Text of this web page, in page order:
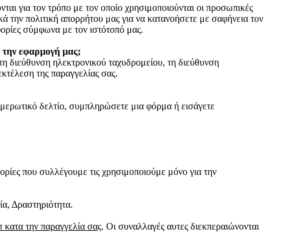
για τον τρόπο με τον οποίο χρησιμοποιούνται οι προσωπικές
την πολιτική απορρήτου μας για να κατανοήσετε με σαφήνεια τον
σύμφωνα με τον ιστότοπό μας.
την εφαρμογή μας;
διεύθυνση ηλεκτρονικού ταχυδρομείου, τη διεύθυνση
της παραγγελίας σας.
δελτίο, συμπληρώσετε μια φόρμα ή εισάγετε
που συλλέγουμε τις χρησιμοποιούμε μόνο για την
Δραστηριότητα.
την παραγγελία σας. Οι συναλλαγές αυτες διεκπεραιώνονται